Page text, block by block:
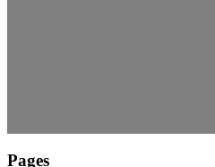
Pages